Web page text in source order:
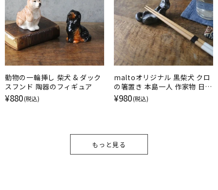
動物の一輪挿し 柴犬 & ダック
スフンド 陶器のフィギュア
¥880(税込)
maltoオリジナル 黒柴犬 クロ
の箸置き 本島一人 作家物 日本
製 甘えのポーズ
¥980(税込)
もっと見る